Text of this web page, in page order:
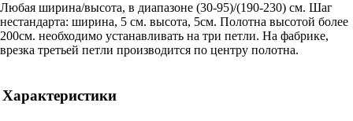
Любая ширина/высота, в диапазоне (30-95)/(190-230) см. Шаг
нестандарта: ширина, 5 см. высота, 5см. Полотна высотой более
200см. необходимо устанавливать на три петли. На фабрике,
врезка третьей петли производится по центру полотна.
Характеристики